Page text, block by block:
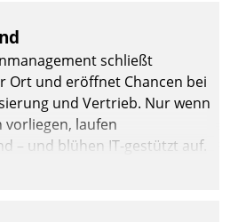
daher
Datatrain GmbH den
digitalisiert.
schließt
Ort und eröffnet Chancen bei
und Vertrieb. Nur wenn
laufen
– und blühen IT-gestützt auf.